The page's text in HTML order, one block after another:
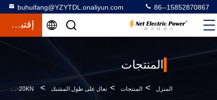
buhuifang@YZYTDL.onaliyun.com 86--15852870867
إقتباس
المنتجات
المنزل > المنتجات > تعال على طول المشبك > 10KN-20KN أوتوماتيكي يأتي جنبا إلى جنب المقبض للحفاظ على المدير الميكانيكي